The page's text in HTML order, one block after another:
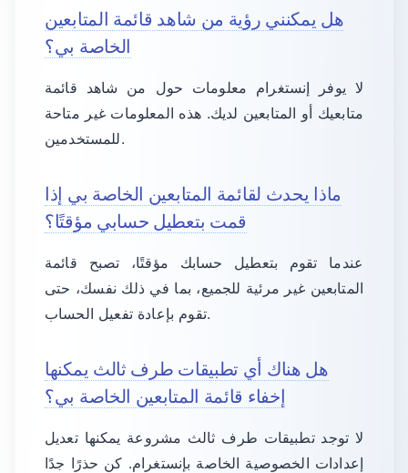
هل يمكنني رؤية من شاهد قائمة المتابعين
الخاصة بي؟
لا يوفر إنستغرام معلومات حول من شاهد قائمة
متابعيك أو المتابعين لديك. هذه المعلومات غير متاحة
للمستخدمين.
ماذا يحدث لقائمة المتابعين الخاصة بي إذا
قمت بتعطيل حسابي مؤقتًا؟
عندما تقوم بتعطيل حسابك مؤقتًا، تصبح قائمة
المتابعين غير مرئية للجميع، بما في ذلك نفسك، حتى
تقوم بإعادة تفعيل الحساب.
هل هناك أي تطبيقات طرف ثالث يمكنها
إخفاء قائمة المتابعين الخاصة بي؟
لا توجد تطبيقات طرف ثالث مشروعة يمكنها تعديل
إعدادات الخصوصية الخاصة بإنستغرام. كن حذرًا جدًا